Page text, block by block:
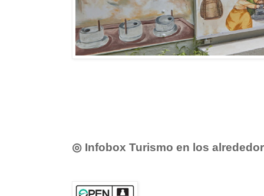
◎ Infobox Turismo en los